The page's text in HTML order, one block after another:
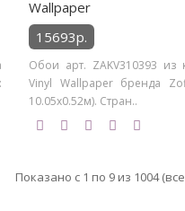
Wallpaper
15693р.
Обои арт. ZAKV310393 из
Vinyl Wallpaper бренда
10.05х0.52м). Стран..
Показано с 1 по 9 из 1004